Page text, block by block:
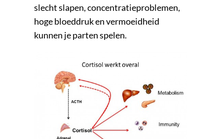
slecht slapen, concentratieproblemen,
hoge bloeddruk en vermoeidheid
kunnen je parten spelen.